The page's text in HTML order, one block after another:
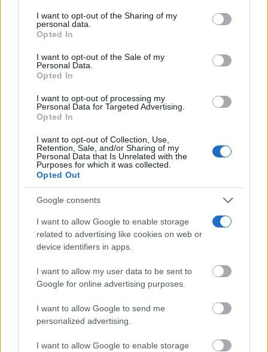
a este sitio y haciendo clic en el botón "Privacidad" en la
parte inferior de la página web.
Please note that this website/app uses one or more Google
services and may gather and store information including but
not limited to your visit or usage behaviour. You may click to
use your data for below specified purposes in below Google
consent section.
I want to opt-out of the Sharing of my
personal data.
Opted In
I want to opt-out of the Sale of my
Personal Data.
Opted In
I want to opt-out of processing my
Personal Data for Targeted Advertising.
Opted In
I want to opt-out of Collection, Use,
Retention, Sale, and/or Sharing of my
Personal Data that Is Unrelated with the
Purposes for which it was collected.
Opted Out
Google consents
I want to allow Google to enable storage
related to advertising like cookies on web or
device identifiers in apps.
I want to allow my user data to be sent to
Google for online advertising purposes.
I want to allow Google to send me
personalized advertising.
I want to allow Google to enable storage